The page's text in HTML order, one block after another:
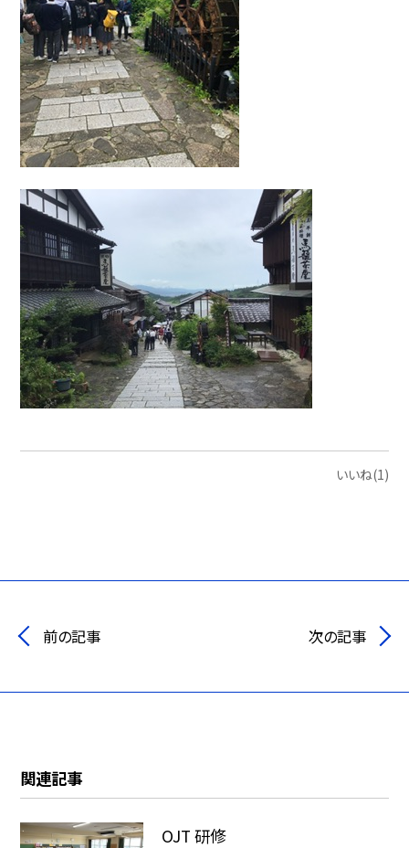
いいね(1)
前の記事 次の記事
関連記事
OJT 研修